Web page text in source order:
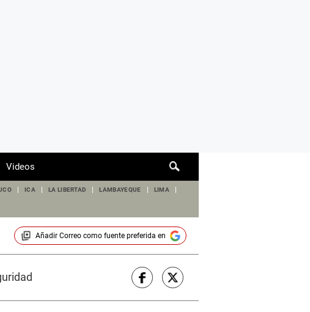
de
Videos
ICA LA LIBERTAD LAMBAYEQUE LIMA
Añadir Correocomo fuente preferida en